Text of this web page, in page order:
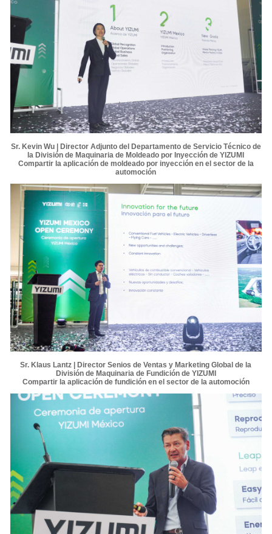
Sr. Kevin Wu | Director Adjunto del Departamento de Servicio Técnico de
la División de Maquinaria de Moldeado por Inyección de YIZUMI
Compartir la aplicación de moldeado por inyección en el sector de la
automoción
Sr. Klaus Lantz | Director Senios de Ventas y Marketing Global de la
División de Maquinaria de Fundición de YIZUMI
Compartir la aplicación de fundición en el sector de la automoción